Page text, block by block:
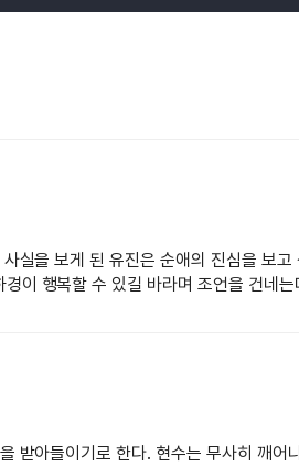
실을 보게 된 유진은 순애의 진심을 보고
이 행복할 수 있길 바라며 조언을 건네는
받아들이기로 한다. 현수는 무사히 깨어